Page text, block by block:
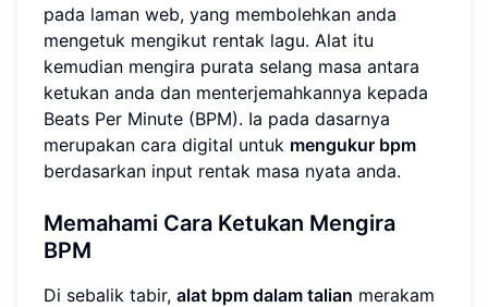
pada laman web, yang membolehkan anda
mengetuk mengikut rentak lagu. Alat itu
kemudian mengira purata selang masa antara
ketukan anda dan menterjemahkannya kepada
Beats Per Minute (BPM). Ia pada dasarnya
merupakan cara digital untuk mengukur bpm
berdasarkan input rentak masa nyata anda.
Memahami Cara Ketukan Mengira
BPM
Di sebalik tabir, alat bpm dalam talian merakam